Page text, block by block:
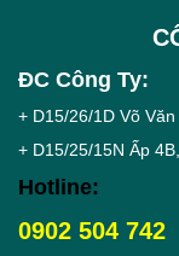
ĐC Công Ty:
+ D15/26/1D Võ
+ D15/25/15N Ấp
Hotline:
0902 504